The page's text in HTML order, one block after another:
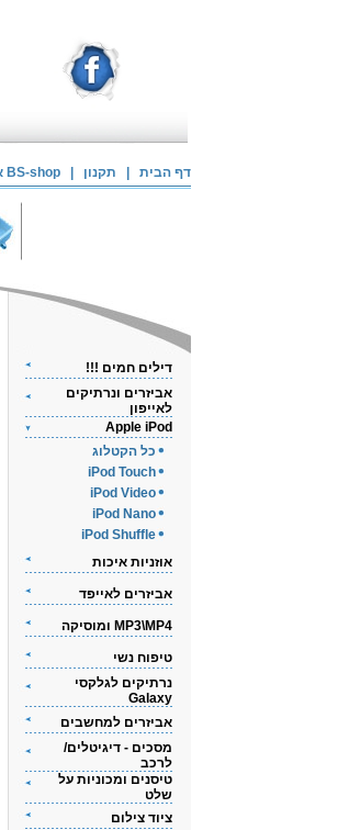
דף הבית תקנון אודותינו BS-shop
דילים חמים !!!
אביזרים ונרתיקים
לאייפון
Apple iPod
כל הקטלוג
iPod Touch
iPod Video
iPod Nano
iPod Shuffle
אוזניות איכות
אביזרים לאייפד
MP3\MP4 ומוסיקה
טיפוח נשי
נרתיקים לגלקסי
Galaxy
אביזרים למחשבים
מסכים - דיגיטלים/
לרכב
טיסנים ומכוניות על
שלט
ציוד צילום